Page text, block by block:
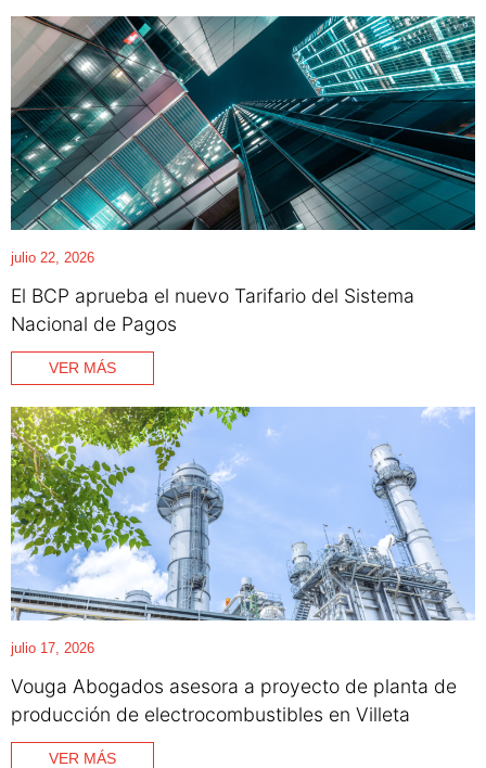
julio 22, 2026
El BCP aprueba el nuevo Tarifario del Sistema
Nacional de Pagos
VER MÁS
julio 17, 2026
Vouga Abogados asesora a proyecto de planta de
producción de electrocombustibles en Villeta
VER MÁS